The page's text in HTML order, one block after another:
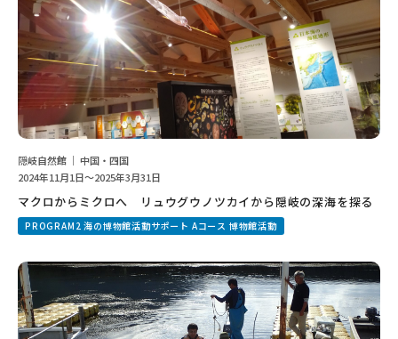
隠岐自然館 ｜ 中国・四国
2024年11月1日～2025年3月31日
マクロからミクロへ リュウグウノツカイから隠岐の深海を探る
PROGRAM2 海の博物館活動サポート Aコース 博物館活動